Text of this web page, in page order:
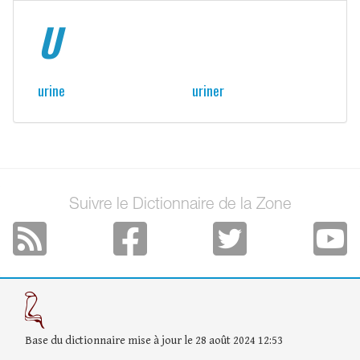
U
urine uriner
Suivre le Dictionnaire de la Zone
Base du dictionnaire mise à jour le 28 août 2024 12:53